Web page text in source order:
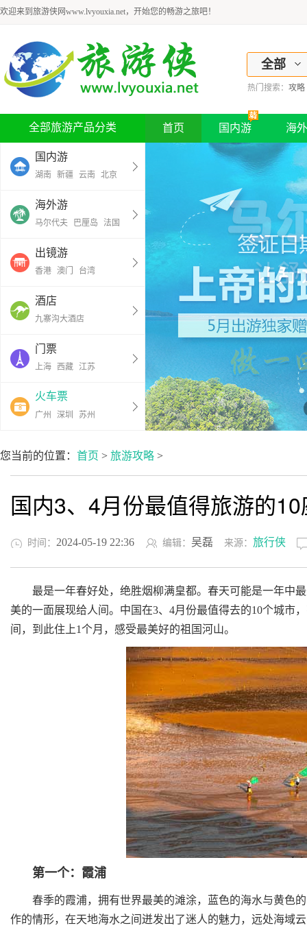
欢迎来到旅游侠网www.lvyouxia.net，开始您的畅游之旅吧！
全部
热门搜索： 攻略
全部旅游产品分类
国内游
湖南 新疆 云南 北京
海外游
马尔代夫 巴厘岛 法国
出镜游
香港 澳门 台湾
酒店
九寨沟大酒店
门票
上海 西藏 江苏
火车票
广州 深圳 苏州
首页 国内游 海
您当前的位置： 首页 > 旅游攻略 >
国内3、4月份最值得旅游的
时间： 2024-05-19 22:36 编辑： 吴磊 来源： 旅行侠
最是一年春好处，绝胜烟柳满皇都。春天可能是一年中最
美的一面展现给人间。中国在3、4月份最值得去的10个城市
间，到此住上1个月，感受最美好的祖国河山。
第一个：霞浦
春季的霞浦，拥有世界最美的滩涂，蓝色的海水与黄色的
作的情形，在天地海水之间迸发出了迷人的魅力，远处海域